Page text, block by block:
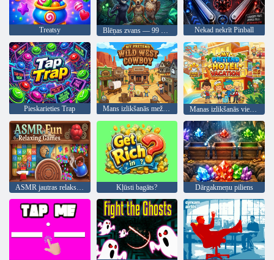
Treatsy Blēņas zvans — 99 naktis mežā Nekad nekrīt Pinball
Pieskarieties Trap Mans izlikšanās mežonīgo Rietumu kovbojs Manas izlikšanās viesnīcas brīvdienas
Kļūsti bagāts? Dārgakmeņu piliens